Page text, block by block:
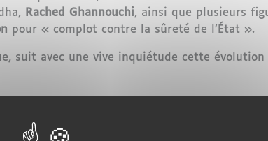
Rached Ghannouchi, ainsi que plusieurs
pour « complot contre la sûreté de l’État ».
suit avec une vive inquiétude cette
déjà de« megaproces »